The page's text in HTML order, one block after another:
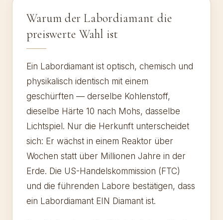
Warum der Labordiamant die
preiswerte Wahl ist
Ein Labordiamant ist optisch, chemisch und
physikalisch identisch mit einem
geschürften — derselbe Kohlenstoff,
dieselbe Härte 10 nach Mohs, dasselbe
Lichtspiel. Nur die Herkunft unterscheidet
sich: Er wächst in einem Reaktor über
Wochen statt über Millionen Jahre in der
Erde. Die US-Handelskommission (FTC)
und die führenden Labore bestätigen, dass
ein Labordiamant EIN Diamant ist.